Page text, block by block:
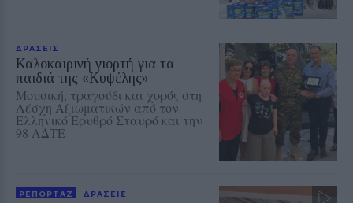
ΔΡΑΣΕΙΣ
Καλοκαιρινή γιορτή για τα
παιδιά της «Κυψέλης»
Μουσική, τραγούδι και χορός στη
Λέσχη Αξιωματικών από τον
Ελληνικό Ερυθρό Σταυρό και την
98 ΑΔΤΕ
ΡΕΠΟΡΤΑΖ ΔΡΑΣΕΙΣ